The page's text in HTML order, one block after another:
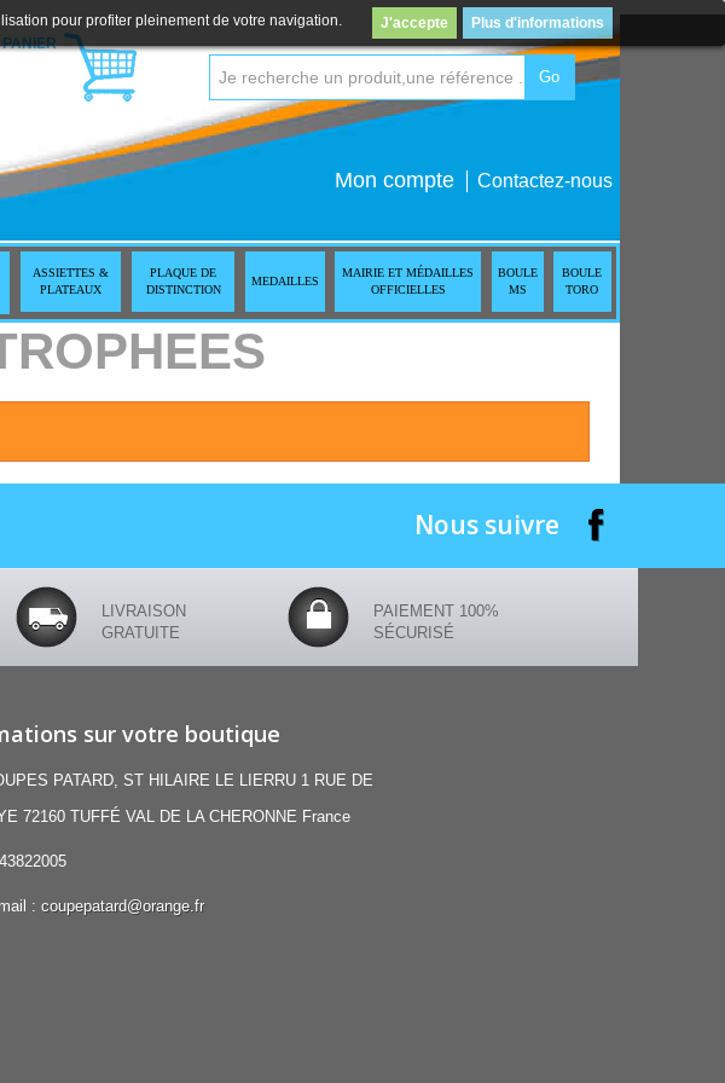
Go
Mon compte Contactez-nous
ASSIETTES &
PLATEAUX
PLAQUE DE
DISTINCTION
MEDAILLES
MAIRIE ET MÉDAILLES
OFFICIELLES
BOULE
MS
BOULE
TORO
pour profiter pleinement de votre navigation. J'accepte Plus d'informations
Nous suivre
LIVRAISON
GRATUITE
PAIEMENT 100%
SÉCURISÉ
sur votre boutique
PATARD, ST HILAIRE LE LIERRU 1 RUE DE
72160 TUFFÉ VAL DE LA CHERONNE France
: coupepatard@orange.fr